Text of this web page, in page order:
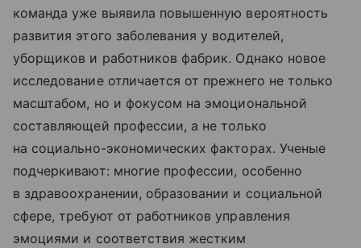
команда уже выявила повышенную вероятность
развития этого заболевания у водителей,
уборщиков и работников фабрик. Однако новое
исследование отличается от прежнего не только
масштабом, но и фокусом на эмоциональной
составляющей профессии, а не только
на социально-экономических факторах. Ученые
подчеркивают: многие профессии, особенно
в здравоохранении, образовании и социальной
сфере, требуют от работников управления
эмоциями и соответствия жестким